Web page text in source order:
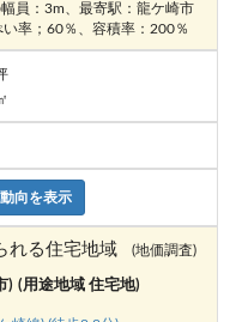
員：3m、最寄駅：龍ケ崎市
率；60％、容積率：200％
向を表示
れる住宅地域 (地価調査)
) (用途地域 住宅地)